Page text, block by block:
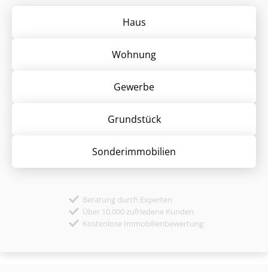
Haus
Wohnung
Gewerbe
Grund­stück
Sonder­immobilien
Beratung durch Experten
Über 10.000 zufriedene Kunden
Kostenlose Immobilienbewertung